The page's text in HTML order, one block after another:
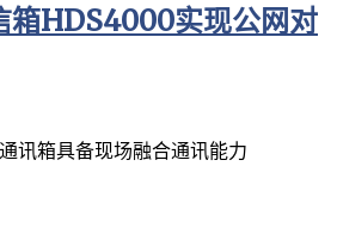
箱HDS4000实现公网对
讯箱具备现场融合通讯能力